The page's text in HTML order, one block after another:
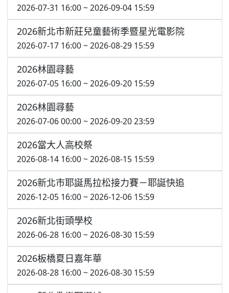
2026-07-31 16:00 ~ 2026-09-04 15:59
2026新北市新莊兒童藝術季暨星光電影院
2026-07-17 16:00 ~ 2026-08-29 15:59
2026林園尋藝
2026-07-05 16:00 ~ 2026-09-20 15:59
2026林園尋藝
2026-07-06 00:00 ~ 2026-09-20 23:59
2026當大人高校祭
2026-08-14 16:00 ~ 2026-08-15 15:59
2026新北市耶誕馬拉松接力賽－耶誕快追
2026-12-05 16:00 ~ 2026-12-06 15:59
2026新北街頭學校
2026-06-28 16:00 ~ 2026-08-30 15:59
2026板橋夏日嘉年華
2026-08-28 16:00 ~ 2026-08-30 15:59